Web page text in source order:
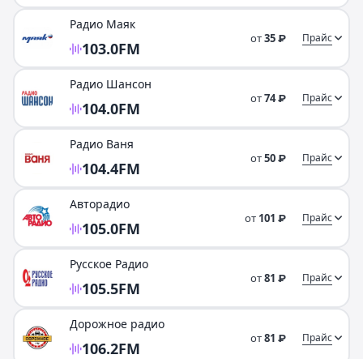
Радио Маяк
103.0FM
от35₽ Прайс
Радио Шансон
104.0FM
от74₽ Прайс
Радио Ваня
104.4FM
от50₽ Прайс
Авторадио
105.0FM
от 101 ₽ Прайс
Русское Радио
105.5FM
от81 ₽ Прайс
Дорожное радио
106.2FM
от81 ₽ Прайс